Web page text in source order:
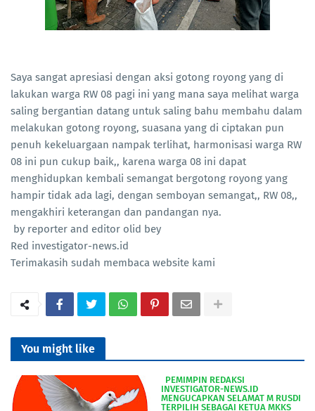
Saya sangat apresiasi dengan aksi gotong royong yang di
lakukan warga RW 08 pagi ini yang mana saya melihat warga
saling bergantian datang untuk saling bahu membahu dalam
melakukan gotong royong, suasana yang di ciptakan pun
penuh kekeluargaan nampak terlihat, harmonisasi warga RW
08 ini pun cukup baik,, karena warga 08 ini dapat
menghidupkan kembali semangat bergotong royong yang
hampir tidak ada lagi, dengan semboyan semangat,, RW 08,,
mengakhiri keterangan dan pandangan nya.
by reporter and editor olid bey
Red investigator-news.id
Terimakasih sudah membaca website kami
You might like
‎ ‎ ‎PEMIMPIN REDAKSI
INVESTIGATOR-NEWS.ID
MENGUCAPKAN SELAMAT M RUSDI
TERPILIH SEBAGAI KETUA MKKS